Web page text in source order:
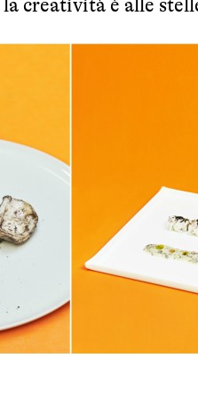
creatività è alle